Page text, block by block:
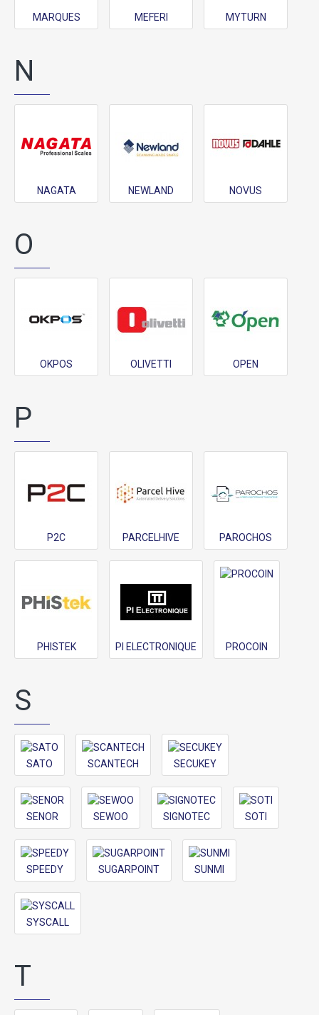
MARQUES MEFERI MYTURN
N
NAGATA NEWLAND NOVUS
O
OKPOS OLIVETTI OPEN
P
P2C PARCELHIVE PAROCHOS
PHISTEK PI ELECTRONIQUE PROCOIN
S
SATO SCANTECH SECUKEY
SENOR SEWOO SIGNOTEC SOTI
SPEEDY SUGARPOINT SUNMI
SYSCALL
T